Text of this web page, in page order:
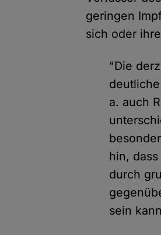
geringen
sich oder
"Die
a. auch
hin,
durch
sein